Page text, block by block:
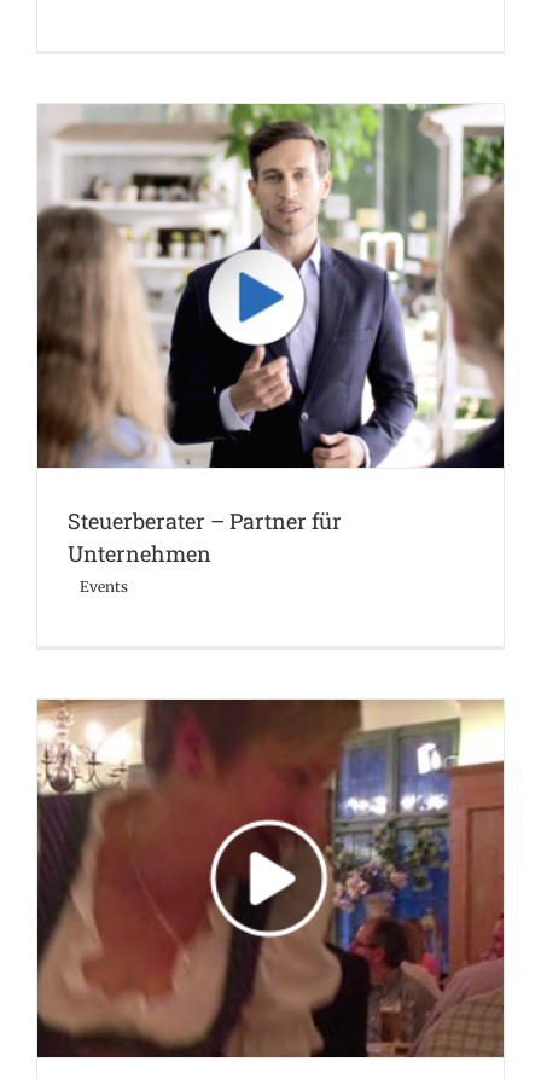
Steuerberater – Partner für Unternehmen
Events
Steuerberater – Partner für
Unternehmen
Events
work hard – party hard
Events